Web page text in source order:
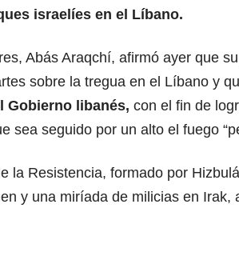
israelíes en el Líbano.
Abás Araqchí, afirmó ayer que
sobre la tregua en el Líbano y
Gobierno libanés, con el fin de
sea seguido por un alto el fuego
la Resistencia, formado por
y una miríada de milicias en Irak,